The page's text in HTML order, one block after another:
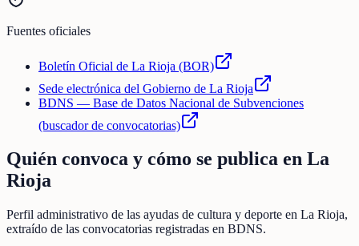
Fuentes oficiales
Boletín Oficial de La Rioja (BOR)
Sede electrónica del Gobierno de La Rioja
BDNS — Base de Datos Nacional de Subvenciones
(buscador de convocatorias)
Quién convoca y cómo se publica en La
Rioja
Perfil administrativo de las ayudas de cultura y deporte en La Rioja,
extraído de las convocatorias registradas en BDNS.